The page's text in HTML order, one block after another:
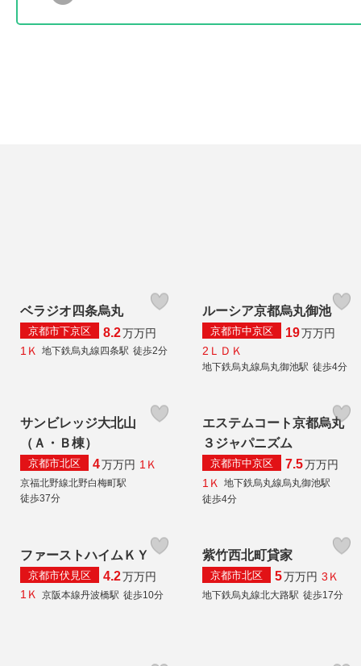
ベラジオ四条烏丸
京都市下京区 8.2万万円
1Ｋ
地下鉄烏丸線四条駅 徒歩2分
ルーシア京都烏丸御池
京都市中京区 19万万円
2ＬＤＫ
地下鉄烏丸線烏丸御池駅 徒歩4分
サンビレッジ大北山
（Ａ・Ｂ棟）
京都市北区 4万万円 1Ｋ
京福北野線北野白梅町駅
徒歩37分
エステムコート京都烏丸
３ジャパニズム
京都市中京区 7.5万万円
1Ｋ
地下鉄烏丸線烏丸御池駅
徒歩4分
ファーストハイムＫＹ
京都市伏見区 4.2万万円
1Ｋ 京阪本線丹波橋駅 徒歩10分
紫竹西北町貸家
京都市北区 5万万円 3Ｋ
地下鉄烏丸線北大路駅 徒歩17分